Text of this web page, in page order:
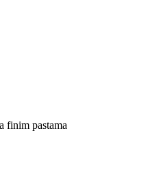
finim pastama